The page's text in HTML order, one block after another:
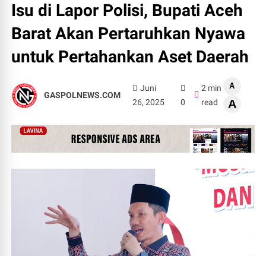
Isu di Lapor Polisi, Bupati Aceh
Barat Akan Pertaruhkan Nyawa
untuk Pertahankan Aset Daerah
GASPOLNEWS.COM
Juni
26, 2025
0
2 min
read
A
A